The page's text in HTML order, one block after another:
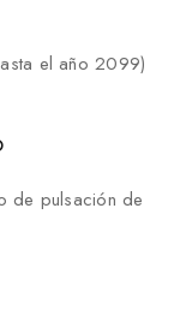
el año 2099)
de pulsación de